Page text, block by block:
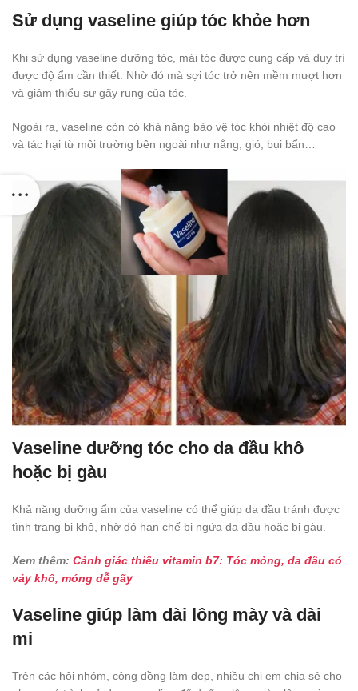
Sử dụng vaseline giúp tóc khỏe hơn
Khi sử dụng vaseline dưỡng tóc, mái tóc được cung cấp và duy trì
được độ ẩm cần thiết. Nhờ đó mà sợi tóc trở nên mềm mượt hơn
và giảm thiểu sự gãy rụng của tóc.
Ngoài ra, vaseline còn có khả năng bảo vệ tóc khỏi nhiệt độ cao
và tác hại từ môi trường bên ngoài như nắng, gió, bụi bẩn…
Vaseline dưỡng tóc cho da đầu khô
hoặc bị gàu
Khả năng dưỡng ẩm của vaseline có thể giúp da đầu tránh được
tình trạng bị khô, nhờ đó hạn chế bị ngứa da đầu hoặc bị gàu.
Xem thêm: Cảnh giác thiếu vitamin b7: Tóc mỏng, da đầu có
vảy khô, móng dễ gãy
Vaseline giúp làm dài lông mày và dài
mi
Trên các hội nhóm, cộng đồng làm đẹp, nhiều chị em chia sẻ cho